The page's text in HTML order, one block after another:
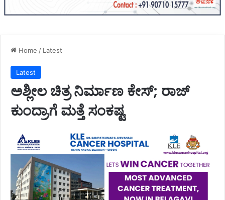
Home / Latest
Latest
ಅಶ್ಲೀಲ ಚಿತ್ರ ನಿರ್ಮಾಣ ಕೇಸ್; ರಾಜ್
ಕುಂದ್ರಾಗೆ ಮತ್ತೆ ಸಂಕಷ್ಟ